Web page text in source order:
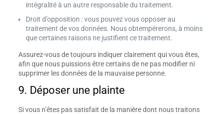
intégralité à un autre responsable du traitement.
Droit d’opposition : vous pouvez vous opposer au
traitement de vos données. Nous obtempérerons, à moins
que certaines raisons ne justifient ce traitement.
Assurez-vous de toujours indiquer clairement qui vous êtes,
afin que nous puissions être certains de ne pas modifier ni
supprimer les données de la mauvaise personne.
9. Déposer une plainte
Si vous n’êtes pas satisfait de la manière dont nous traitons